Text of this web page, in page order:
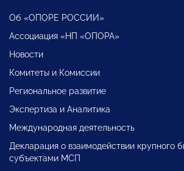
Об «ОПОРЕ РОССИИ»
Ассоциация «НП «ОПОРА»
Новости
Комитеты и Комиссии
Региональное развитие
Экспертиза и Аналитика
Международная деятельность
Декларация о взаимодействии крупного
субъектами МСП